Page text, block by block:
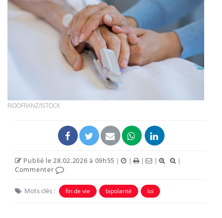
RIDOFRANZ/ISTOCK
Publié le 28.02.2026 à 09h55 | | | |
|
Commenter
Mots clés : fin de vie bipolarité loi